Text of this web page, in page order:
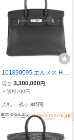
101890095 エルメス HE
RMES バーキン 30 A刻印
ブラック 黒 シルバー金具
ース
現在 3,300,000円
＋送料700円
入札 - 残り 8時間